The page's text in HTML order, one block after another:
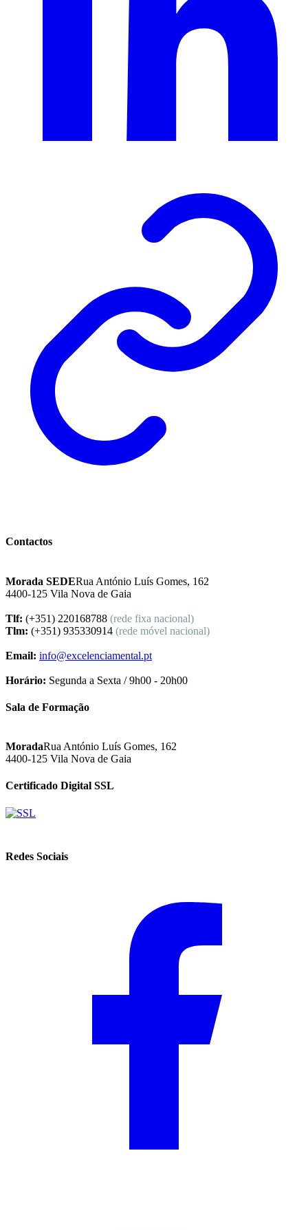
Contactos
Morada SEDERua António Luís Gomes, 162
4400-125 Vila Nova de Gaia
Tlf: (+351) 220168788 (rede fixa nacional)
Tlm: (+351) 935330914 (rede móvel nacional)
Email: info@excelenciamental.pt
Horário: Segunda a Sexta / 9h00 - 20h00
Sala de Formação
MoradaRua António Luís Gomes, 162
4400-125 Vila Nova de Gaia
Certificado Digital SSL
Redes Sociais